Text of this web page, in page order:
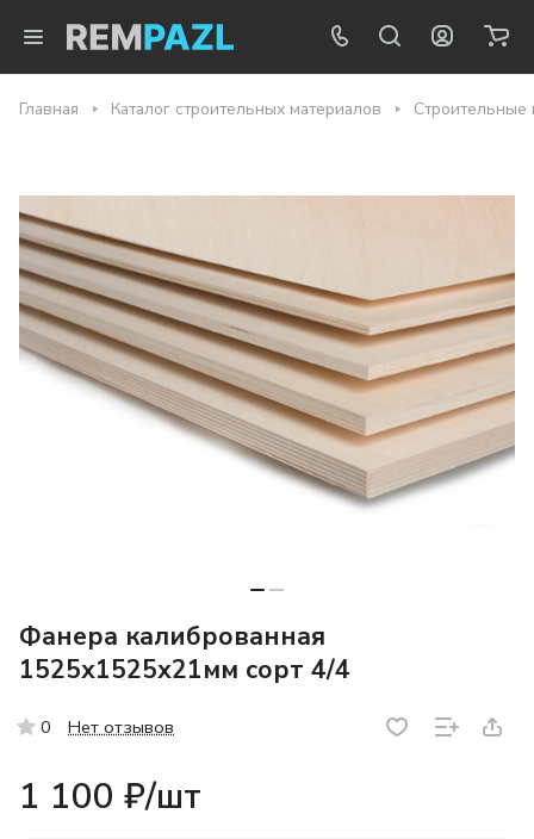
Главная Каталог строительных материалов Строительные
Фанера калиброванная
1525х1525х21мм сорт 4/4
0 Нет отзывов
1 100 ₽/шт